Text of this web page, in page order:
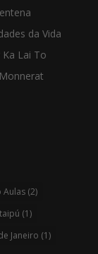
da Vida
Lai To
Aulas(2)
(1)
Janeiro (1)